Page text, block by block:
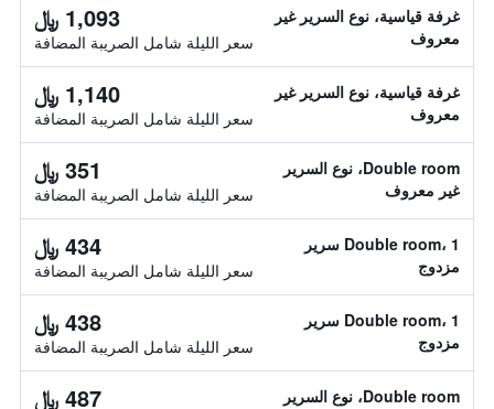
غرفة قياسية، نوع السرير غير
معروف
1,093 ﷼
سعر الليلة شامل الصريبة المضافة
غرفة قياسية، نوع السرير غير
معروف
1,140 ﷼
سعر الليلة شامل الصريبة المضافة
Double room، نوع السرير
غير معروف
351 ﷼
سعر الليلة شامل الصريبة المضافة
Double room، 1 سرير
مزدوج
434 ﷼
سعر الليلة شامل الصريبة المضافة
Double room، 1 سرير
مزدوج
438 ﷼
سعر الليلة شامل الصريبة المضافة
Double room، نوع السرير
487 ﷼